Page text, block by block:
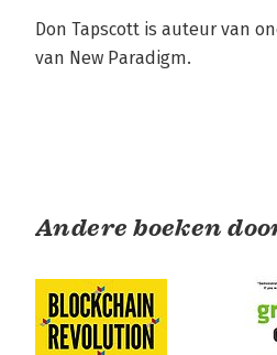
Don Tapscott is auteur van
van New Paradigm.
Andere boeken